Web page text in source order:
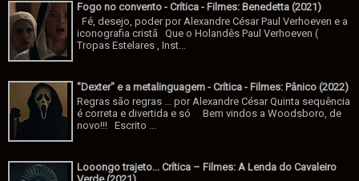
Fogo no convento - Crítica - Filmes: Benedetta (2021)
Fé, desejo, poder por Alexandre César Paul Verhoeven e a
iconografia cristã Que o Holandês Paul Verhoeven (
Tropas Estelares , Inst...
"Dexter" e a metalinguagem - Crítica - Filmes: Pânico (2022)
Regras são regras ... por Alexandre César Quinta sequência
é correta e divertida e só Bem vindos a Woodsboro, de
novo!!! Escrito ...
Looongo trajeto... Crítica – Filmes: A Lenda do Cavaleiro